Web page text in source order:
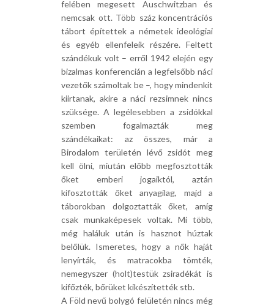
felében megesett Auschwitzban és
nemcsak ott. Több száz koncentrációs
tábort építettek a németek ideológiai
és egyéb ellenfeleik részére. Feltett
szándékuk volt – erről 1942 elején egy
bizalmas konferencián a legfelsőbb náci
vezetők számoltak be –, hogy mindenkit
kiirtanak, akire a náci rezsimnek nincs
szüksége. A legélesebben a zsidókkal
szemben fogalmazták meg
szándékaikat: az összes, már a
Birodalom területén lévő zsidót meg
kell ölni, miután előbb megfosztották
őket emberi jogaiktól, aztán
kifosztották őket anyagilag, majd a
táborokban dolgoztatták őket, amíg
csak munkaképesek voltak. Mi több,
még haláluk után is hasznot húztak
belőlük. Ismeretes, hogy a nők haját
lenyírták, és matracokba tömték,
nemegyszer (holt)testük zsiradékát is
kifőzték, bőrüket kikészítették stb.
A Föld nevű bolygó felületén nincs még